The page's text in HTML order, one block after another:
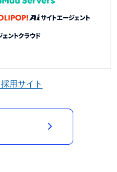
採用サイト